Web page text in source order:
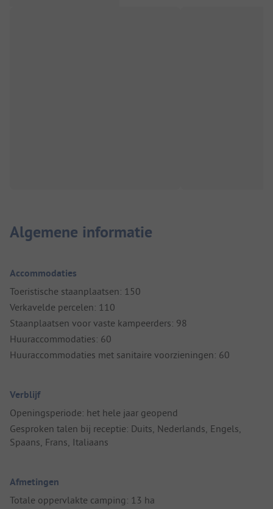
Algemene informatie
Accommodaties
Toeristische staanplaatsen: 150
Verkavelde percelen: 110
Staanplaatsen voor vaste kampeerders: 98
Huuraccommodaties: 60
Huuraccommodaties met sanitaire voorzieningen: 60
Verblijf
Openingsperiode: het hele jaar geopend
Gesproken talen bij receptie: Duits, Nederlands, Engels,
Spaans, Frans, Italiaans
Afmetingen
Totale oppervlakte camping: 13 ha